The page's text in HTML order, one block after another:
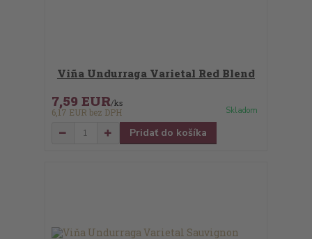
Viña Undurraga Varietal Red Blend
7,59 EUR/ks
6,17 EUR bez DPH Skladom
Pridať do košíka